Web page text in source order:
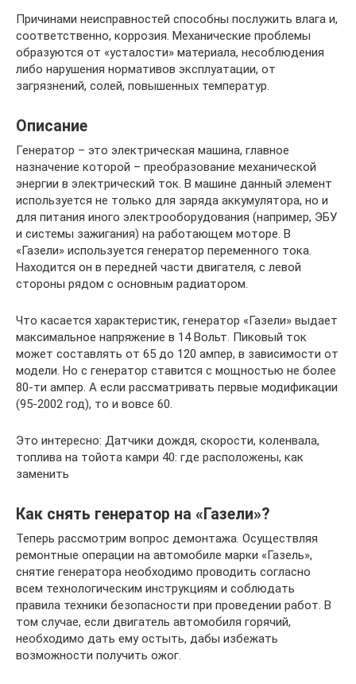
Причинами неисправностей способны послужить влага и,
соответственно, коррозия. Механические проблемы
образуются от «усталости» материала, несоблюдения
либо нарушения нормативов эксплуатации, от
загрязнений, солей, повышенных температур.
Описание
Генератор – это электрическая машина, главное
назначение которой – преобразование механической
энергии в электрический ток. В машине данный элемент
используется не только для заряда аккумулятора, но и
для питания иного электрооборудования (например, ЭБУ
и системы зажигания) на работающем моторе. В
«Газели» используется генератор переменного тока.
Находится он в передней части двигателя, с левой
стороны рядом с основным радиатором.
Что касается характеристик, генератор «Газели» выдает
максимальное напряжение в 14 Вольт. Пиковый ток
может составлять от 65 до 120 ампер, в зависимости от
модели. Но с генератор ставится с мощностью не более
80-ти ампер. А если рассматривать первые модификации
(95-2002 год), то и вовсе 60.
Это интересно: Датчики дождя, скорости, коленвала,
топлива на тойота камри 40: где расположены, как
заменить
Как снять генератор на «Газели»?
Теперь рассмотрим вопрос демонтажа. Осуществляя
ремонтные операции на автомобиле марки «Газель»,
снятие генератора необходимо проводить согласно
всем технологическим инструкциям и соблюдать
правила техники безопасности при проведении работ. В
том случае, если двигатель автомобиля горячий,
необходимо дать ему остыть, дабы избежать
возможности получить ожог.